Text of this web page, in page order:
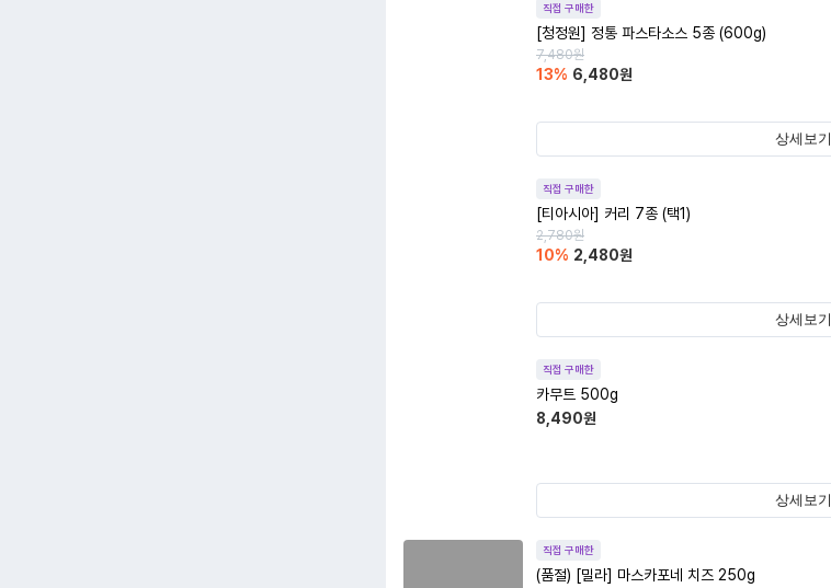
직접 구매한
[청정원] 정통 파스타소스 5종 (600g)
7,480원
13% 6,480원
상세보기
직접 구매한
[티아시아] 커리 7종 (택1)
2,780원
10% 2,480원
상세보기
직접 구매한
카무트 500g
8,490원
상세보기
직접 구매한
(품절) [밀라] 마스카포네 치즈 250g